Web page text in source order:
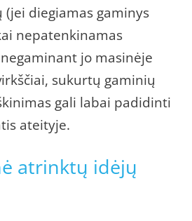
diegiamas gaminys
nepatenkinamas
jo masinėje
sukurtų gaminių
gali labai padidinti
ateityje.
atrinktų idėjų